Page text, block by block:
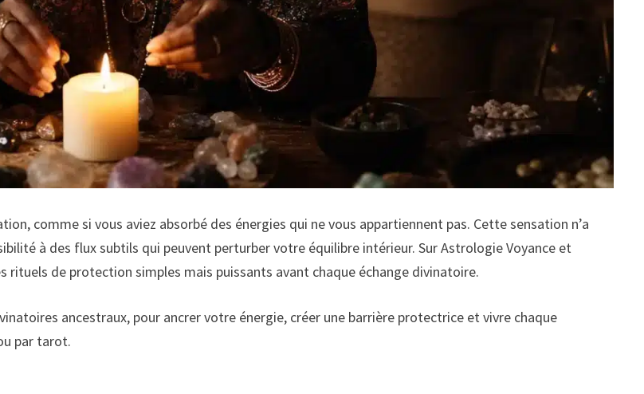
comme si vous aviez absorbé des énergies qui ne vous appartiennent pas. Cette sensation n’a
à des flux subtils qui peuvent perturber votre équilibre intérieur. Sur Astrologie Voyance et
de protection simples mais puissants avant chaque échange divinatoire.
ancestraux, pour ancrer votre énergie, créer une barrière protectrice et vivre chaque
par tarot.